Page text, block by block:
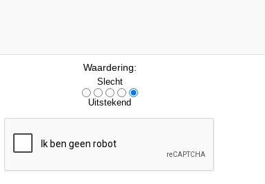
Waardering:
Slecht
Uitstekend